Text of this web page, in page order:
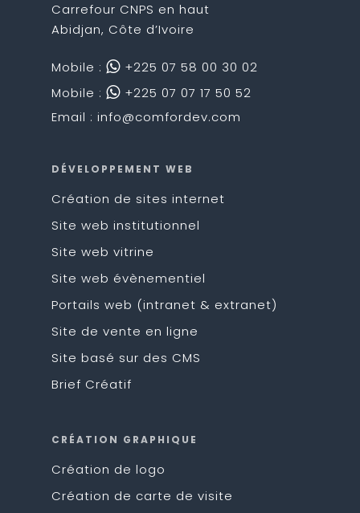
Carrefour CNPS en haut
Abidjan, Côte d’Ivoire
Mobile :
+225 07 58 00 30 02
Mobile :
+225 07 07 17 50 52
Email : info@comfordev.com
DÉVELOPPEMENT WEB
Création de sites internet
Site web institutionnel
Site web vitrine
Site web évènementiel
Portails web (intranet & extranet)
Site de vente en ligne
Site basé sur des CMS
Brief Créatif
CRÉATION GRAPHIQUE
Création de logo
Création de carte de visite